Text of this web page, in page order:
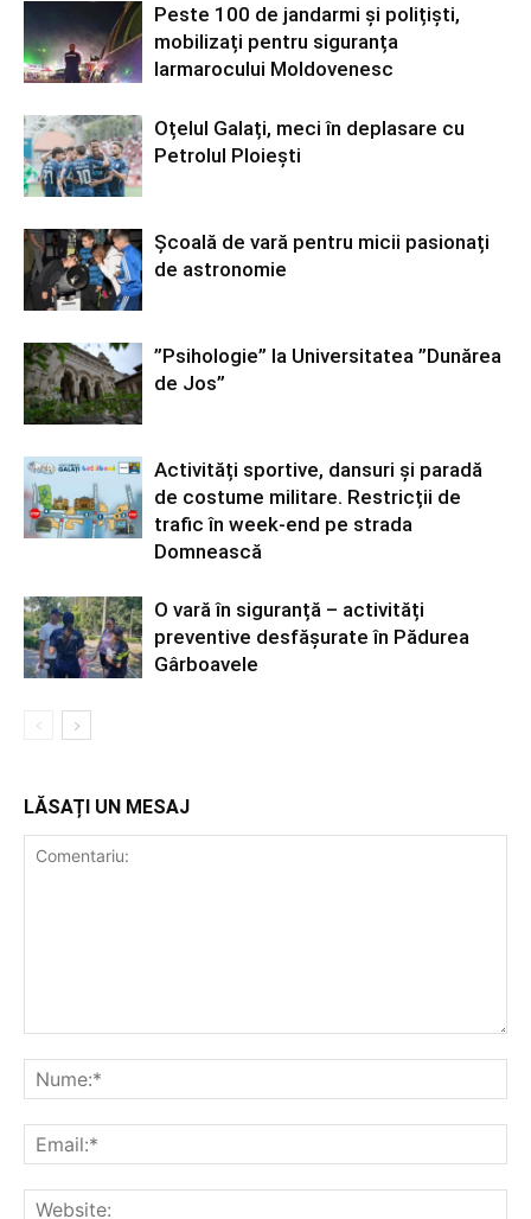
Peste 100 de jandarmi și polițiști,
mobilizați pentru siguranța
Iarmarocului Moldovenesc
Oțelul Galați, meci în deplasare cu
Petrolul Ploiești
Școală de vară pentru micii pasionați
de astronomie
”Psihologie” la Universitatea ”Dunărea
de Jos”
Activități sportive, dansuri și paradă
de costume militare. Restricții de
trafic în week-end pe strada
Domnească
O vară în siguranță – activități
preventive desfășurate în Pădurea
Gârboavele
LĂSAȚI UN MESAJ